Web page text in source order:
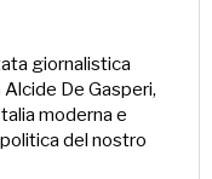
giornalistica
De Gasperi,
moderna e
del nostro